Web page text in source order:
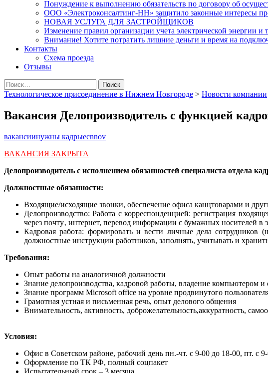
Понуждение к выполнению обязательств по договору об
ООО «Электроконсалтинг-НН» защитило законные интересы
НОВАЯ УСЛУГА ДЛЯ ЗАСТРОЙЩИКОВ
Изменение правил организации учета электрической энергии и
Внимание! Хотите потратить лишние деньги и время на
Контакты
Схема проезда
Отзывы
Найти:
Технологическое присоединение в Нижнем Новгороде > Новости компании
Вакансия Делопроизводитель с функцией
вакансиинужны кадрыecnnov
ВАКАНСИЯ ЗАКРЫТА
Делопроизводитель с исполнением обязанностей специалиста отдела
Должностные обязанности:
Входящие/исходящие звонки, обеспечение офиса канцтоварами и
Делопроизводство: Работа с корреспонденцией: регистрация
через почту‚ интернет, перевод информации с бумажных носителей
Кадровая работа: формировать и вести личные дела сотрудников
должностные инструкции работников, заполнять, учитывать и
Требования:
Опыт работы на аналогичной должности
Знание делопроизводства, кадровой работы, владение компьютером и
Знание программ Microsoft office на уровне продвинутого
Грамотная устная и письменная речь, опыт делового общения
Внимательность, активность, доброжелательность,аккуратность,
Условия:
Офис в Советском районе, рабочий день пн.-чт. с 9-00 до 18-00, пт. с
Оформление по ТК РФ, полный соцпакет